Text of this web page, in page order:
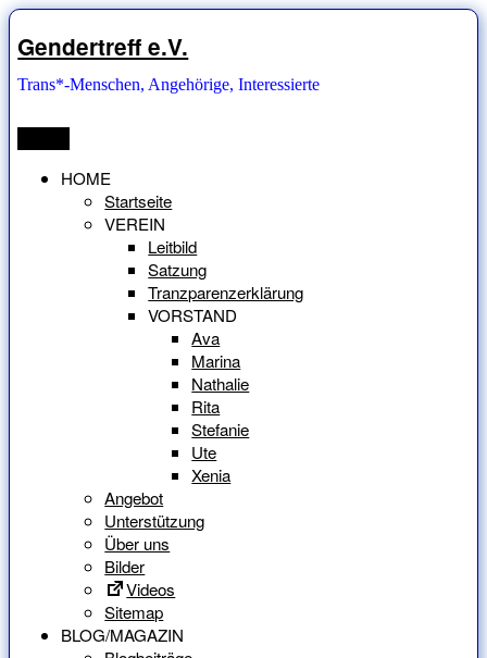
Zum
Inhalt
springen
Gendertreff e.V.
Trans*-Menschen, Angehörige, Interessierte
HOME
Startseite
VEREIN
Leitbild
Satzung
Tranzparenzerklärung
VORSTAND
Ava
Marina
Nathalie
Rita
Stefanie
Ute
Xenia
Angebot
Unterstützung
Über uns
Bilder
Videos
Sitemap
BLOG/MAGAZIN